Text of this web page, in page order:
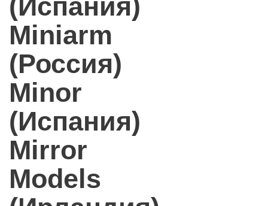
(Испания)
Miniarm
(Россия)
Minor
(Испания)
Mirror
Models